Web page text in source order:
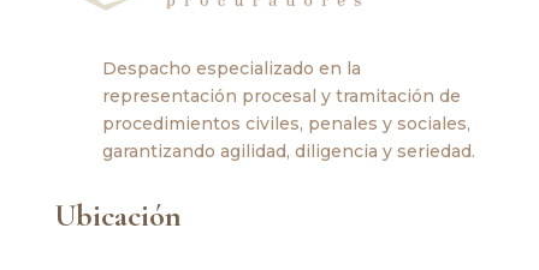
Despacho especializado en la
representación procesal y tramitación de
procedimientos civiles, penales y sociales,
garantizando agilidad, diligencia y seriedad.
Ubicación